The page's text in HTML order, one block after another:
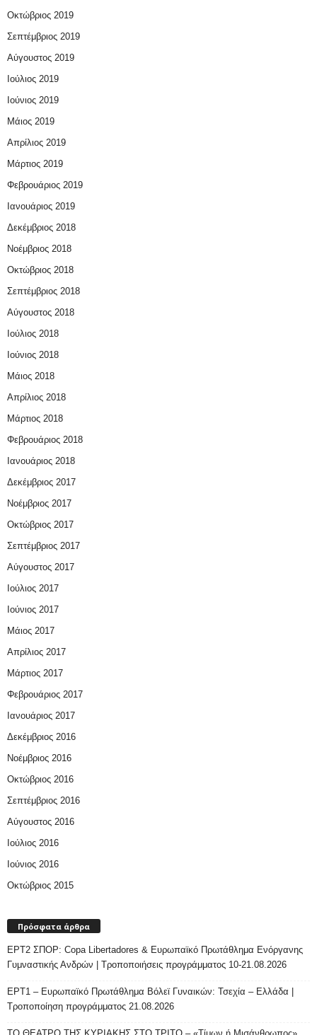
Οκτώβριος 2019
Σεπτέμβριος 2019
Αύγουστος 2019
Ιούλιος 2019
Ιούνιος 2019
Μάιος 2019
Απρίλιος 2019
Μάρτιος 2019
Φεβρουάριος 2019
Ιανουάριος 2019
Δεκέμβριος 2018
Νοέμβριος 2018
Οκτώβριος 2018
Σεπτέμβριος 2018
Αύγουστος 2018
Ιούλιος 2018
Ιούνιος 2018
Μάιος 2018
Απρίλιος 2018
Μάρτιος 2018
Φεβρουάριος 2018
Ιανουάριος 2018
Δεκέμβριος 2017
Νοέμβριος 2017
Οκτώβριος 2017
Σεπτέμβριος 2017
Αύγουστος 2017
Ιούλιος 2017
Ιούνιος 2017
Μάιος 2017
Απρίλιος 2017
Μάρτιος 2017
Φεβρουάριος 2017
Ιανουάριος 2017
Δεκέμβριος 2016
Νοέμβριος 2016
Οκτώβριος 2016
Σεπτέμβριος 2016
Αύγουστος 2016
Ιούλιος 2016
Ιούνιος 2016
Οκτώβριος 2015
Πρόσφατα άρθρα
ΕΡΤ2 ΣΠΟΡ: Copa Libertadores & Ευρωπαϊκό Πρωτάθλημα Ενόργανης
Γυμναστικής Ανδρών | Τροποποιήσεις προγράμματος 10-21.08.2026
ΕΡΤ1 – Ευρωπαϊκό Πρωτάθλημα Βόλεϊ Γυναικών: Τσεχία – Ελλάδα |
Τροποποίηση προγράμματος 21.08.2026